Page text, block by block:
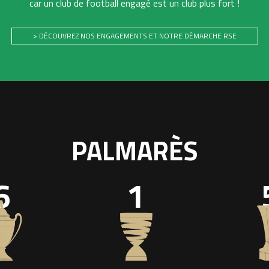
car un club de football engagé est un club plus fort !
> DÉCOUVREZ NOS ENGAGEMENTS ET NOTRE DÉMARCHE RSE
PALMARÈS
1